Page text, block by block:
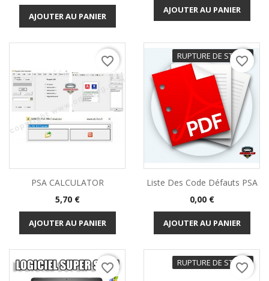
AJOUTER AU PANIER
AJOUTER AU PANIER
PSA CALCULATOR
Prix
5,70 €
AJOUTER AU PANIER
favorite_border RUPTURE DE STOCK
Liste Des Code Défauts PSA
Prix
0,00 €
AJOUTER AU PANIER
favorite_border
favorite_border RUPTURE DE STOCK
favorite_border